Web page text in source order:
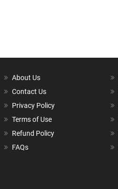
About Us
Contact Us
Privacy Policy
Terms of Use
Refund Policy
FAQs